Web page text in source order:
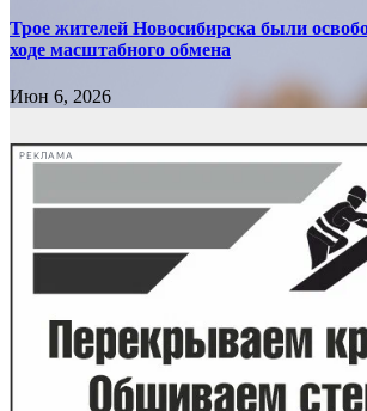
Трое жителей Новосибирска были
ходе масштабного обмена
Июн 6, 2026
РЕКЛАМА